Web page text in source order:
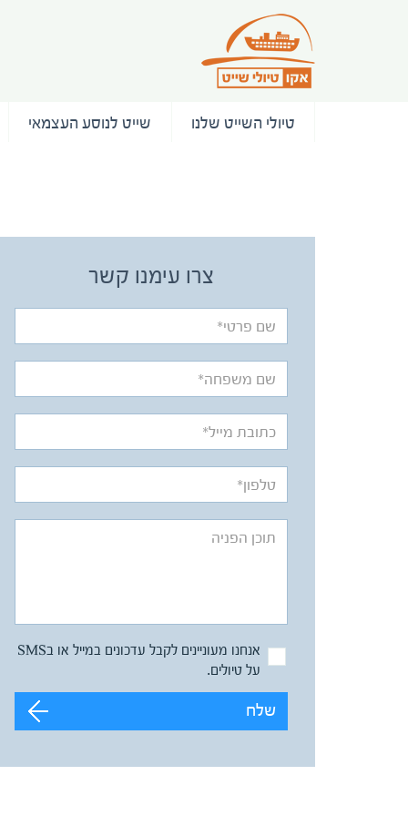
טיולי השייט שלנו שייט לנוסע העצמאי
צרו עימנו קשר
אנחנו מעוניינים לקבל עדכונים במייל או בSMS
על טיולים.
שלח